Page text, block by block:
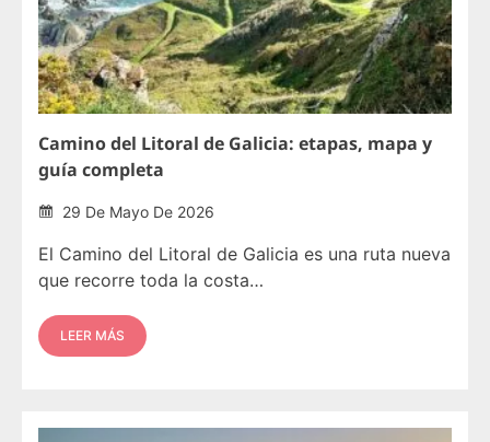
Camino del Litoral de Galicia: etapas, mapa y
guía completa
29 De Mayo De 2026
El Camino del Litoral de Galicia es una ruta nueva
que recorre toda la costa…
LEER MÁS